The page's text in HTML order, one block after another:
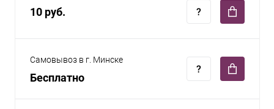
10 руб.
Самовывоз в г. Минске
Бесплатно